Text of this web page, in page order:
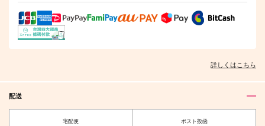
詳しくはこちら
配送
宅配便 ポスト投函